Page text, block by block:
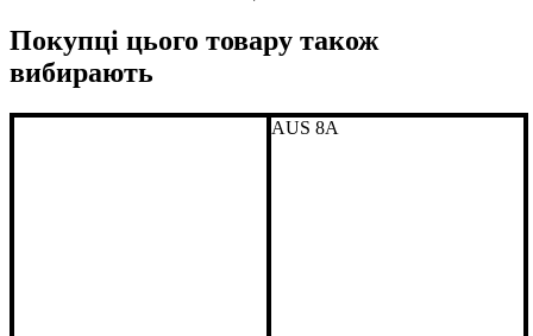
Покупці цього товару також
вибирають
AUS 8A